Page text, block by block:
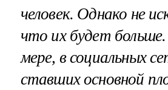
человек. Однако не
что их будет
мере, в социальных
ставших основной